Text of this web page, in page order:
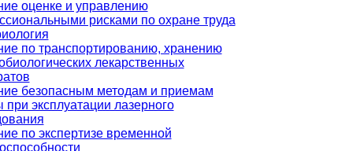
оценке и управлению
рисками по охране труда
по транспортированию, хранению
лекарственных
безопасным методам и приемам
при эксплуатации лазерного
по экспертизе временной